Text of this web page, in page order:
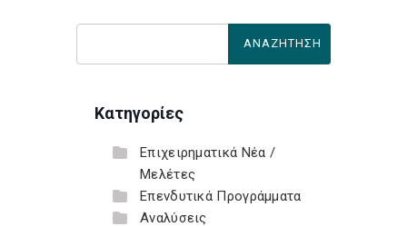
Κατηγορίες
Επιχειρηματικά Νέα /
Μελέτες
Επενδυτικά Προγράμματα
Αναλύσεις